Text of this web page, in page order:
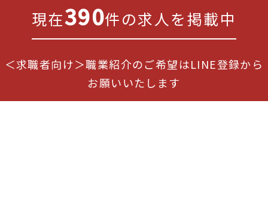
現在390件の求人を掲載中
＜求職者向け＞職業紹介のご希望はLINE登録から
お願いいたします